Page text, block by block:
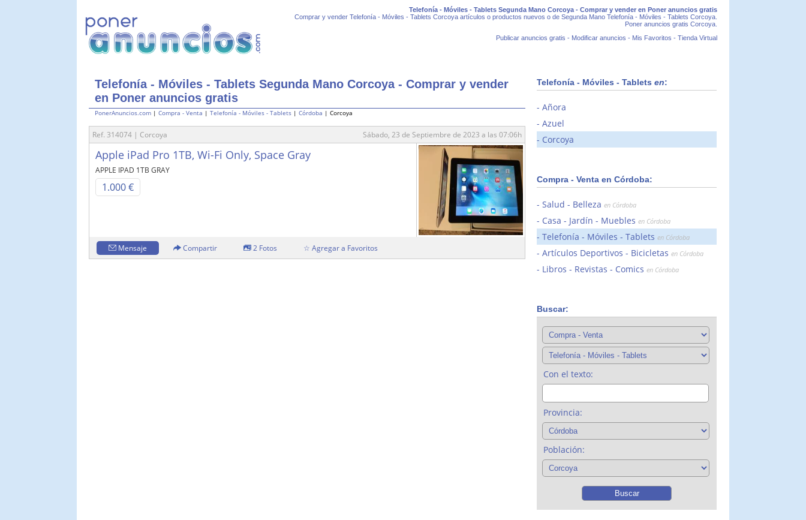
Telefonía - Móviles - Tablets Segunda Mano Corcoya - Comprar y vender en Poner anuncios gratis
Comprar y vender Telefonía - Móviles - Tablets Corcoya artículos o productos nuevos o de Segunda Mano Telefonía - Móviles - Tablets Corcoya.
Poner anuncios gratis Corcoya.
Publicar anuncios gratis - Modificar anuncios - Mis Favoritos - Tienda Virtual
Telefonía - Móviles - Tablets Segunda Mano Corcoya - Comprar y vender
en Poner anuncios gratis
PonerAnuncios.com | Compra - Venta | Telefonía - Móviles - Tablets | Córdoba | Corcoya
Ref. 314074 | Corcoya Sábado, 23 de Septiembre de 2023 a las 07:06h
Apple iPad Pro 1TB, Wi-Fi Only, Space Gray
APPLE IPAD 1TB GRAY
1.000 €
Mensaje Compartir 2 Fotos ☆ Agregar a Favoritos
Telefonía - Móviles - Tablets en:
Añora
Azuel
Corcoya
Compra - Venta en Córdoba:
Salud - Belleza en Córdoba
Casa - Jardín - Muebles en Córdoba
Telefonía - Móviles - Tablets en Córdoba
Artículos Deportivos - Bicicletas en Córdoba
Libros - Revistas - Comics en Córdoba
Buscar:
Con el texto:
Provincia:
Población: